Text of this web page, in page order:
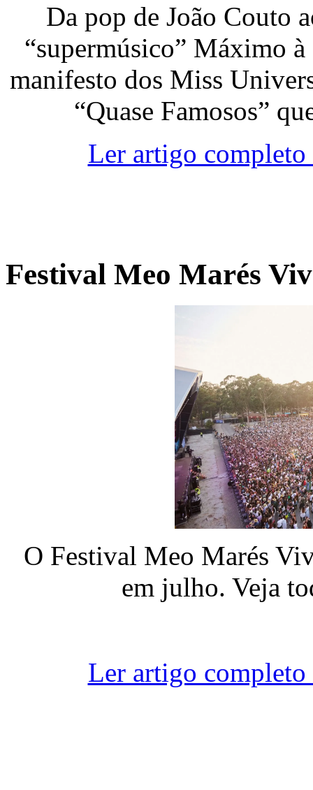
Da pop de João Couto
“supermúsico” Máximo
manifesto dos Miss
“Quase Famosos”
Ler artigo
Festival Meo Marés
O Festival Meo Marés
em julho. Veja
Ler artigo